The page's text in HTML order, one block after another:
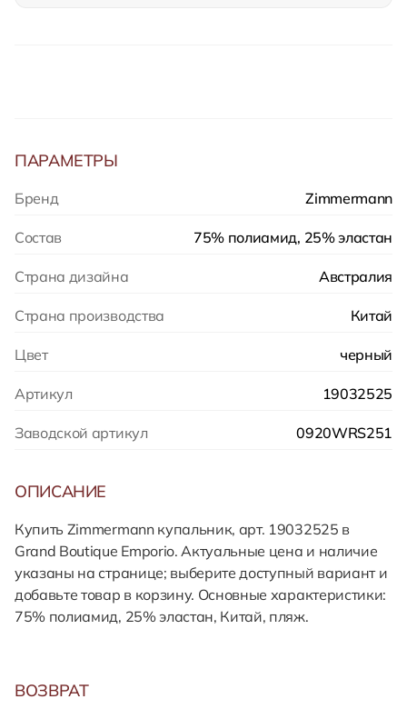
ПАРАМЕТРЫ
Бренд Zimmermann
Состав 75% полиамид, 25% эластан
Страна дизайна Австралия
Страна производства Китай
Цвет черный
Артикул 19032525
Заводской артикул 0920WRS251
ОПИСАНИЕ
Купить Zimmermann купальник, арт. 19032525 в
Grand Boutique Emporio. Актуальные цена и наличие
указаны на странице; выберите доступный вариант и
добавьте товар в корзину. Основные характеристики:
75% полиамид, 25% эластан, Китай, пляж.
ВОЗВРАТ